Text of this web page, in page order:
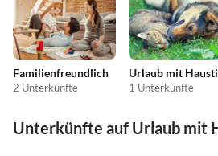
Familienfreundlich
2 Unterkünfte
Urlaub mit
1 Unterkünfte
Unterkünfte auf Urlaub mit